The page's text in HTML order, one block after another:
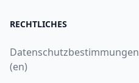
RECHTLICHES
Datenschutzbestimmungen
(en)